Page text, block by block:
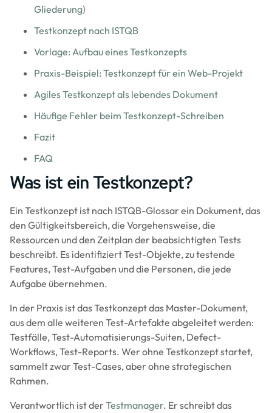
Gliederung)
Testkonzept nach ISTQB
Vorlage: Aufbau eines Testkonzepts
Praxis-Beispiel: Testkonzept für ein Web-Projekt
Agiles Testkonzept als lebendes Dokument
Häufige Fehler beim Testkonzept-Schreiben
Fazit
FAQ
Was ist ein Testkonzept?
Ein Testkonzept ist nach ISTQB-Glossar ein Dokument, das
den Gültigkeitsbereich, die Vorgehensweise, die
Ressourcen und den Zeitplan der beabsichtigten Tests
beschreibt. Es identifiziert Test-Objekte, zu testende
Features, Test-Aufgaben und die Personen, die jede
Aufgabe übernehmen.
In der Praxis ist das Testkonzept das Master-Dokument,
aus dem alle weiteren Test-Artefakte abgeleitet werden:
Testfälle, Test-Automatisierungs-Suiten, Defect-
Workflows, Test-Reports. Wer ohne Testkonzept startet,
sammelt zwar Test-Cases, aber ohne strategischen
Rahmen.
Verantwortlich ist derTestmanager. Er schreibt das